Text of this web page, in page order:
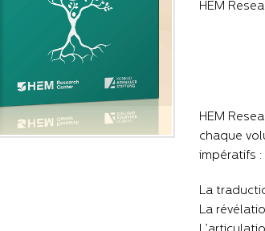
HEM
HEM
chaque
impératifs :
La
La